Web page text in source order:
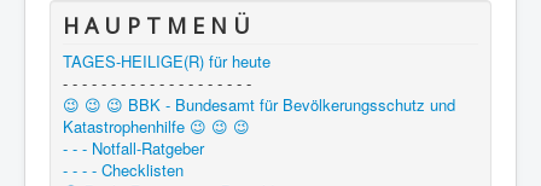
H A U P T M E N Ü
TAGES-HEILIGE(R) für heute
- - - - - - - - - - - - - - - - - - - -
😉 😉 😉 BBK - Bundesamt für Bevölkerungsschutz und
Katastrophenhilfe 😉 😉 😉
- - - Notfall-Ratgeber
- - - - Checklisten